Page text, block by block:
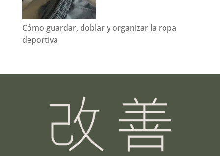
Cómo guardar, doblar y organizar la ropa
deportiva